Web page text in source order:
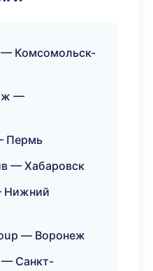
Комсомольск-
—
Пермь
— Хабаровск
Нижний
— Воронеж
— Санкт-